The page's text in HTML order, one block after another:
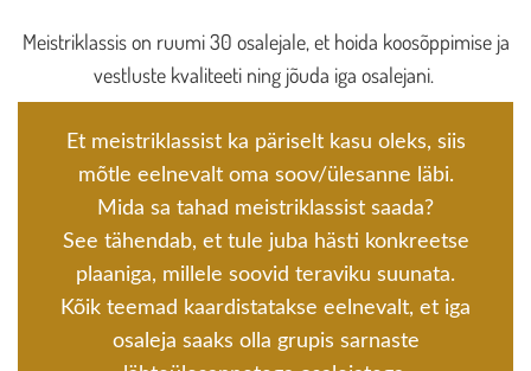
Meistriklassis on ruumi 30 osalejale, et hoida koosõppimise ja
vestluste kvaliteeti ning jõuda iga osalejani.
Et meistriklassist ka päriselt kasu oleks, siis
mõtle eelnevalt oma soov/ülesanne läbi.
Mida sa tahad meistriklassist saada?
See tähendab, et tule juba hästi konkreetse
plaaniga, millele soovid teraviku suunata.
Kõik teemad kaardistatakse eelnevalt, et iga
osaleja saaks olla grupis sarnaste